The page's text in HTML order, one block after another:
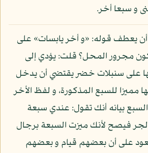
و سبعا أخر.
يعطف قوله: «و أخر يابسات» على
مجرور المحل؟ قلت: يؤدي إلى
على سنبلات خضر يقتضي أن يدخل
مميزا للسبع المذكورة، و لفظ الأخر
بيانه أنك تقول: عندي سبعة
فيصح لأنك ميزت السبعة برجال
على أن بعضهم قيام و بعضهم